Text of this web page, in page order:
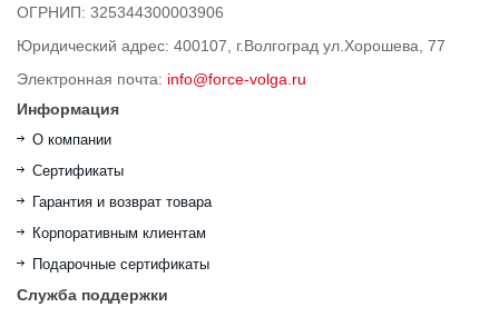
ОГРНИП: 325344300003906
Юридический адрес: 400107, г.Волгоград ул.Хорошева, 77
Электронная почта: info@force-volga.ru
Информация
О компании
Сертификаты
Гарантия и возврат товара
Корпоративным клиентам
Подарочные сертификаты
Служба поддержки